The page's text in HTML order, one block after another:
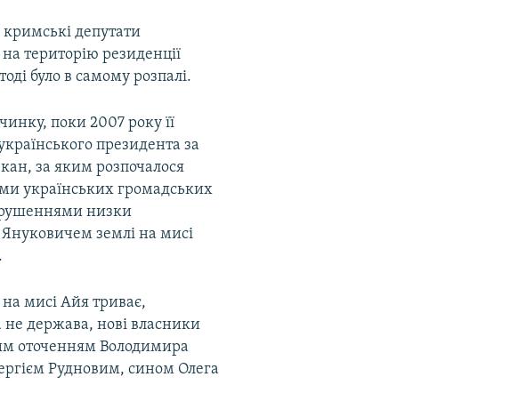
депутати
територію резиденції
було в самому розпалі.
поки 2007 року її
президента за
за яким розпочалося
українських громадських
низки
землі на мисі
мисі Айя триває,
держава, нові власники
оточенням Володимира
Рудновим, сином Олега